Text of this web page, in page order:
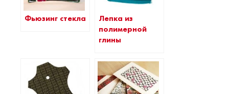
Фьюзинг стекла
Лепка из
полимерной
глины